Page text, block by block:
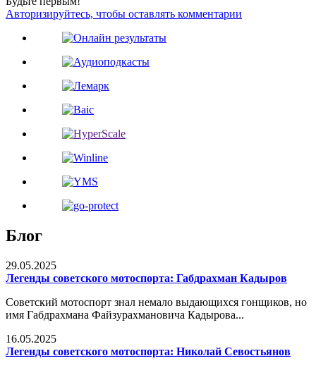
Авторизируйтесь, чтобы оставлять комментарии
Блог
29.05.2025
Легенды советского мотоспорта: Габдрахман Кадыров
Советский мотоспорт знал немало выдающихся гонщиков, но
имя Габдрахмана Файзурахмановича Кадырова...
16.05.2025
Легенды советского мотоспорта: Николай Севостьянов